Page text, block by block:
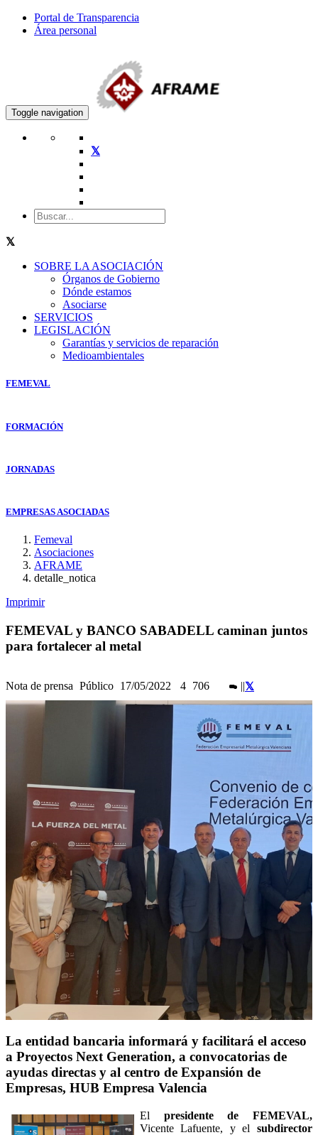
Portal de Transparencia
Área personal
Toggle navigation
SOBRE LA ASOCIACIÓN
Órganos de Gobierno
Dónde estamos
Asociarse
SERVICIOS
LEGISLACIÓN
Garantías y servicios de reparación
Medioambientales
FEMEVAL
FORMACIÓN
JORNADAS
EMPRESAS ASOCIADAS
Femeval
Asociaciones
AFRAME
detalle_notica
Imprimir
FEMEVAL y BANCO SABADELL caminan juntos
para fortalecer al metal
Nota de prensa Público 17/05/2022 4 706
La entidad bancaria informará y facilitará el acceso
a Proyectos Next Generation, a convocatorias de
ayudas directas y al centro de Expansión de
Empresas, HUB Empresa Valencia
El presidente de FEMEVAL,
Vicente Lafuente, y el subdirector